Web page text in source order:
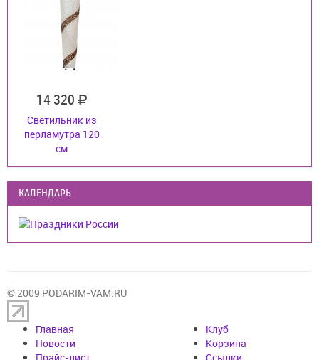
14 320
Светильник из
перламутра 120
см
КАЛЕНДАРЬ
© 2009 PODARIM-VAM.RU
Главная
Новости
Клуб
Корзина